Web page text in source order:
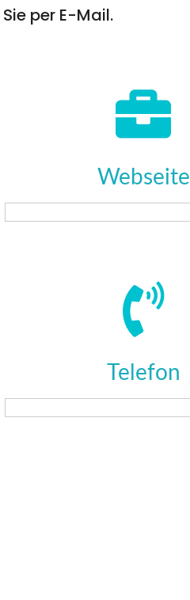
per E-Mail.
Webseite
Telefon